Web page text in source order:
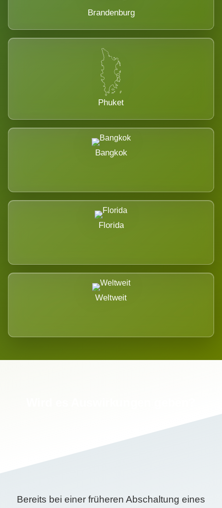
Brandenburg
Phuket
Bangkok
Florida
Weltweit
Bereits bei einer früheren Abschaltung eines